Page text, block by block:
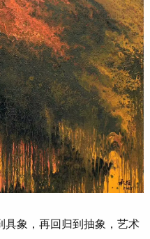
具象，再回归到抽象，艺术